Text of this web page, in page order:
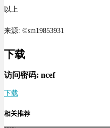
以上
来源: ©sm19853931
下载
访问密码: ncef
下载
相关推荐